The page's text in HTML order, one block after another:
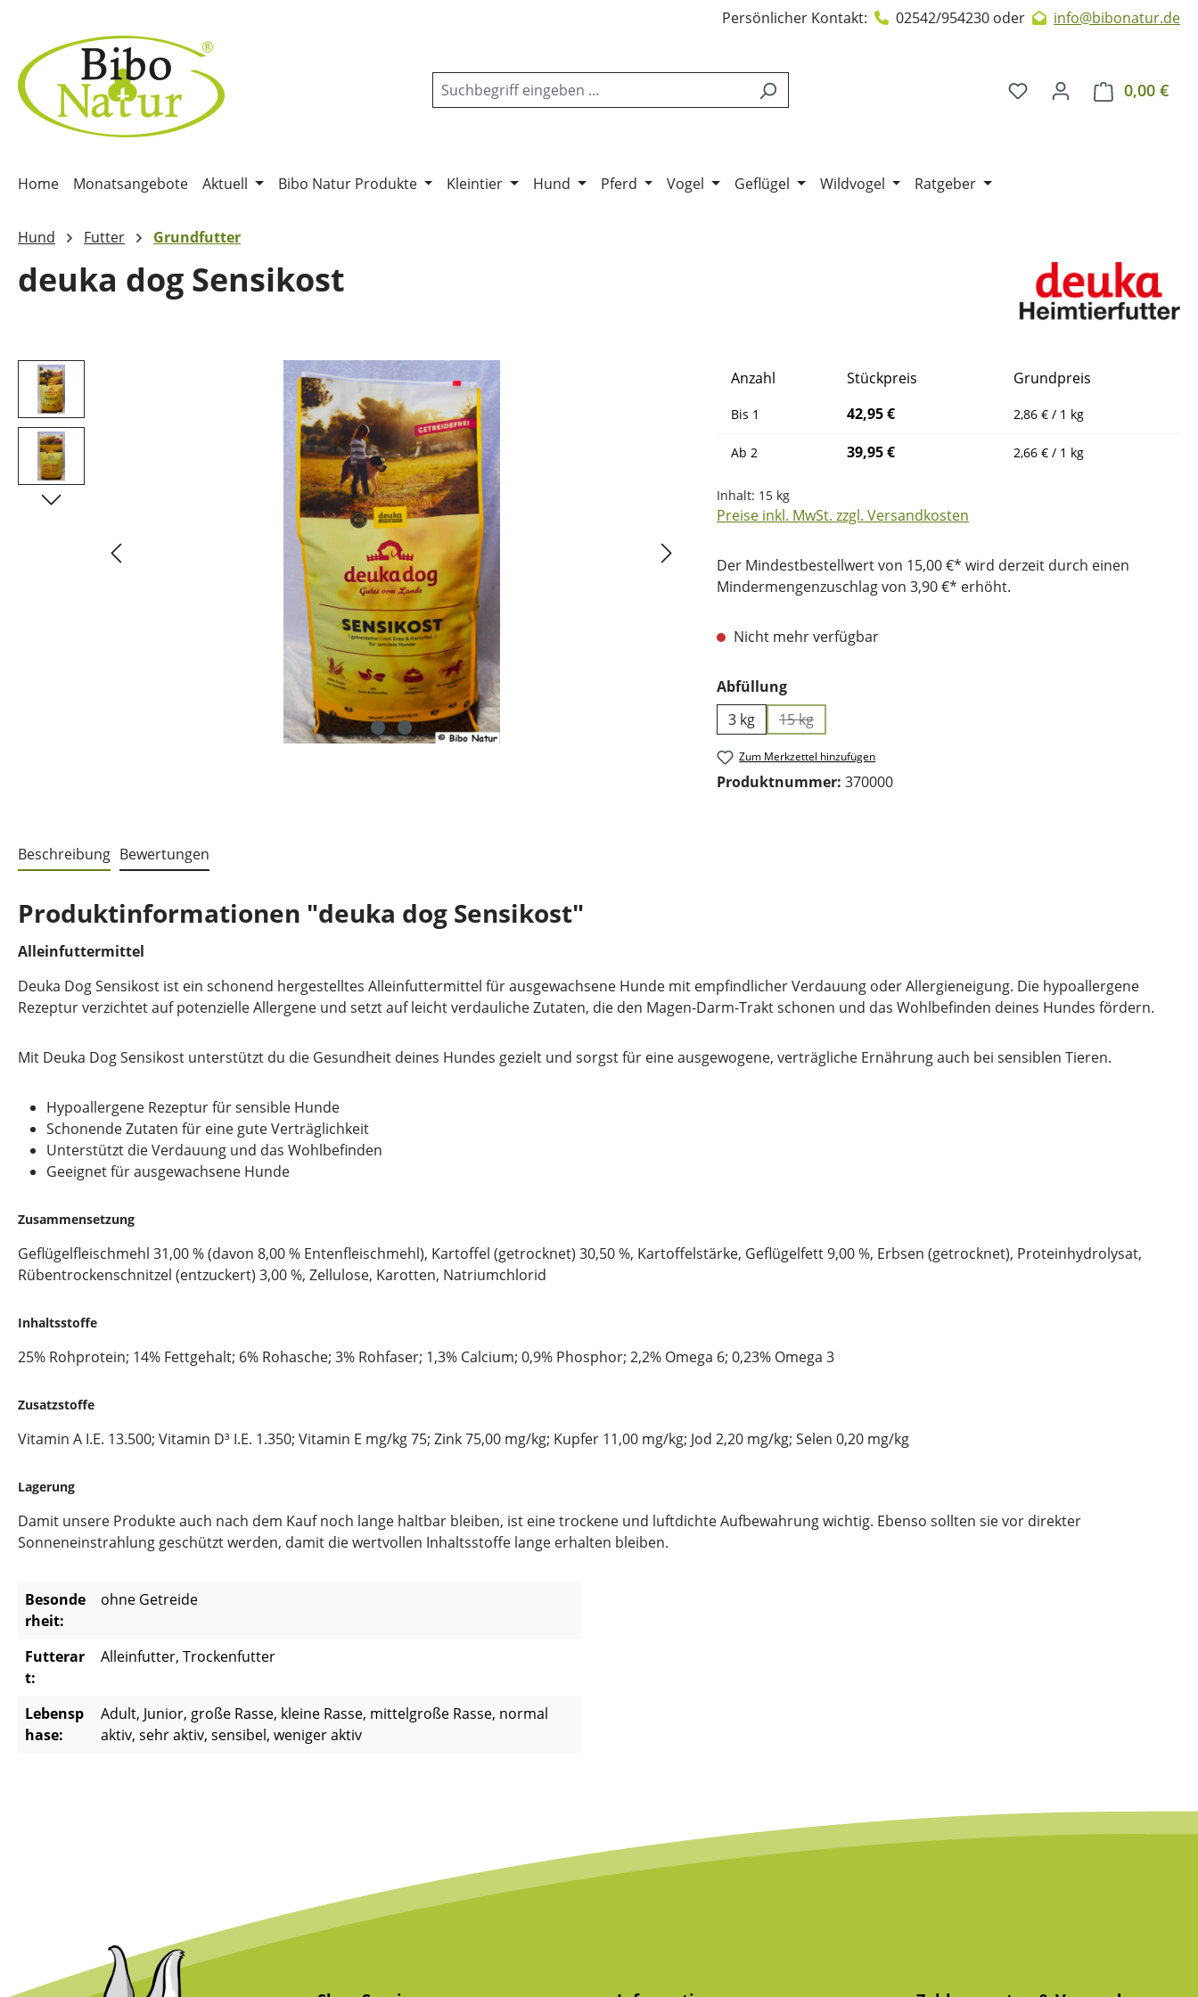
Persönlicher Kontakt: 02542/954230 oder info@bibonatur.de
0,00 €
Home Monatsangebote Aktuell Bibo Natur Produkte Kleintier Hund Pferd Vogel Geflügel Wildvogel Ratgeber
Hund Futter Grundfutter
deuka dog Sensikost
Bildergalerie überspringen Anzahl Stückpreis Grundpreis
Bis 1 42,95 € 2,86 € / 1 kg
Ab 2 39,95 € 2,66 € / 1 kg
Inhalt: 15 kg
Preise inkl. MwSt. zzgl. Versandkosten
Der Mindestbestellwert von 15,00 €* wird derzeit durch einen
Mindermengenzuschlag von 3,90 €* erhöht.
Nicht mehr verfügbar
Abfüllungauswählen
3 kg
15 kg(Diese Option ist zurzeit nicht verfügbar.)
Zum Merkzettel hinzufügen
Produktnummer: 370000
Beschreibung Bewertungen
Produktinformationen "deuka dog Sensikost"
Alleinfuttermittel
Deuka Dog Sensikost ist ein schonend hergestelltes Alleinfuttermittel für ausgewachsene Hunde mit empfindlicher Verdauung oder Allergieneigung. Die hypoallergene
Rezeptur verzichtet auf potenzielle Allergene und setzt auf leicht verdauliche Zutaten, die den Magen-Darm-Trakt schonen und das Wohlbefinden deines Hundes fördern.
Mit Deuka Dog Sensikost unterstützt du die Gesundheit deines Hundes gezielt und sorgst für eine ausgewogene, verträgliche Ernährung auch bei sensiblen Tieren.
Hypoallergene Rezeptur für sensible Hunde
Schonende Zutaten für eine gute Verträglichkeit
Unterstützt die Verdauung und das Wohlbefinden
Geeignet für ausgewachsene Hunde
Zusammensetzung
Geflügelfleischmehl 31,00 % (davon 8,00 % Entenfleischmehl), Kartoffel (getrocknet) 30,50 %, Kartoffelstärke, Geflügelfett 9,00 %, Erbsen (getrocknet), Proteinhydrolysat,
Rübentrockenschnitzel (entzuckert) 3,00 %, Zellulose, Karotten, Natriumchlorid
Inhaltsstoffe
25% Rohprotein; 14% Fettgehalt; 6% Rohasche; 3% Rohfaser; 1,3% Calcium; 0,9% Phosphor; 2,2% Omega 6; 0,23% Omega 3
Zusatzstoffe
Vitamin A I.E. 13.500; Vitamin D³ I.E. 1.350; Vitamin E mg/kg 75; Zink 75,00 mg/kg; Kupfer 11,00 mg/kg; Jod 2,20 mg/kg; Selen 0,20 mg/kg
Lagerung
Damit unsere Produkte auch nach dem Kauf noch lange haltbar bleiben, ist eine trockene und luftdichte Aufbewahrung wichtig. Ebenso sollten sie vor direkter
Sonneneinstrahlung geschützt werden, damit die wertvollen Inhaltsstoffe lange erhalten bleiben.
Besonde
rheit:
ohne Getreide
Futterar
t:
Alleinfutter, Trockenfutter
Lebensp
hase:
Adult, Junior, große Rasse, kleine Rasse, mittelgroße Rasse, normal
aktiv, sehr aktiv, sensibel, weniger aktiv